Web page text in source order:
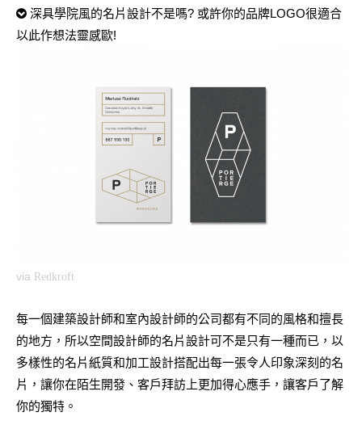
深具學院風的名片設計不是嗎? 或許你的品牌LOGO很適合
以此作想法靈感歐!
via Redkroft
每一個建築設計師和室內設計師的公司都有不同的風格和擅長
的地方，所以空間設計師的名片設計可不是只有一種而已，以
多樣性的名片紙質和加工設計搭配出每一張令人印象深刻的名
片，讓你在陌生開發、客戶拜訪上更加得心應手，讓客戶了解
你的獨特。